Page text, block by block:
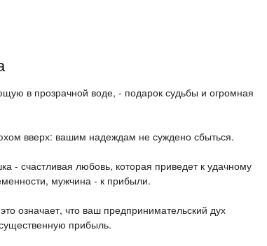
в прозрачной воде, - подарок судьбы и огромная
вверх: вашим надеждам не суждено сбыться.
- счастливая любовь, которая приведет к удачному
мужчина - к прибыли.
означает, что ваш предпринимательский дух
прибыль.